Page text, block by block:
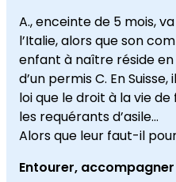
A., enceinte de 5 mois,
l’Italie, alors que son
enfant à naître réside
d’un permis C. En
loi que le droit à la vie
les requérants d’asile…
Alors que leur faut-il
Entourer,